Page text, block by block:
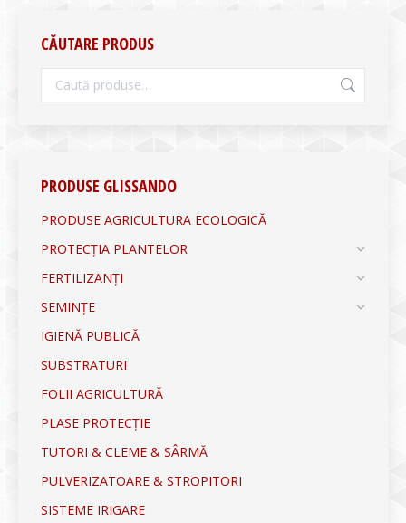
CĂUTARE PRODUS
PRODUSE GLISSANDO
PRODUSE AGRICULTURA ECOLOGICĂ
PROTECȚIA PLANTELOR
FERTILIZANȚI
SEMINȚE
IGIENĂ PUBLICĂ
SUBSTRATURI
FOLII AGRICULTURĂ
PLASE PROTECȚIE
TUTORI & CLEME & SÂRMĂ
PULVERIZATOARE & STROPITORI
SISTEME IRIGARE